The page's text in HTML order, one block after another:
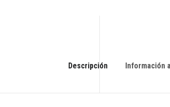
Descripción Información